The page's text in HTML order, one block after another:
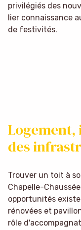
privilégiés des
lier connaissance
de festivités.
des
Trouver un toit à
Chapelle-
opportunités
rénovées et
rôle